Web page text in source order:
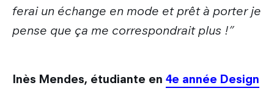
ferai un échange en mode et prêt à porter je
pense que ça me correspondrait plus !”
Inès Mendes, étudiante en 4e année Design